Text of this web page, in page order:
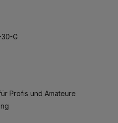
30-G
Profis und Amateure